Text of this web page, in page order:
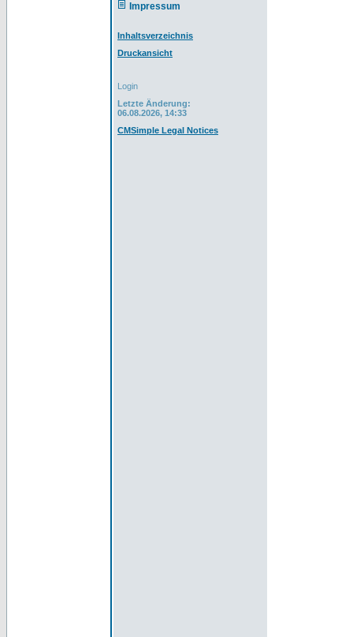
Impressum
Inhaltsverzeichnis
Druckansicht
Login
Letzte Änderung:
06.08.2026, 14:33
CMSimple Legal Notices